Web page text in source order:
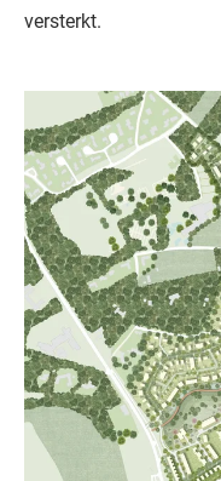
versterkt.